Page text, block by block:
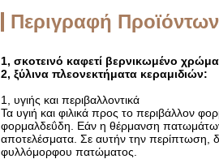
Περιγραφή Προϊόντων
1, σκοτεινό καφετί βερνικωμένο χρώμα
2, ξύλινα πλεονεκτήματα κεραμιδιών:
1, υγιής και περιβαλλοντικά
Τα υγιή και φιλικά προς το περιβάλλον
φορμαλδεΰδη. Εάν η θέρμανση πατωμάτων
αποτελέσματα. Σε αυτήν την περίπτωση,
φυλλόμορφου πατώματος.